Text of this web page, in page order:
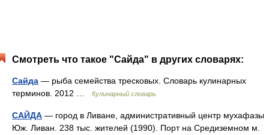
Смотреть что такое "Сайда" в других словарях:
Сайда — рыба семейства тресковых. Словарь кулинарных
терминов. 2012 …
Кулинарный словарь
САЙДА — город в Ливане, административный центр мухафазы
Юж. Ливан. 238 тыс. жителей (1990). Порт на Средиземном м.